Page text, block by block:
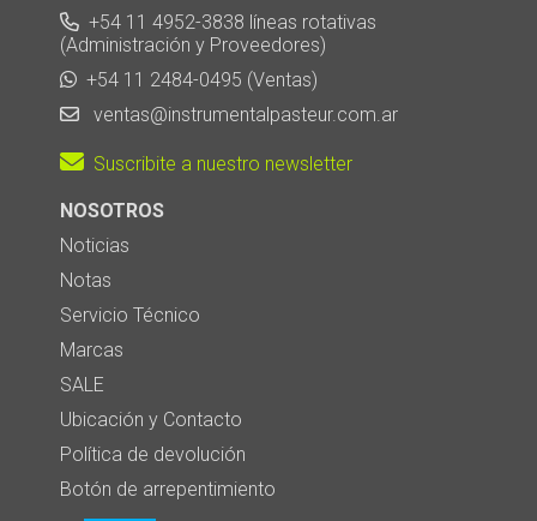
+54 11 4952-3838 líneas rotativas
(Administración y Proveedores)
+54 11 2484-0495 (Ventas)
ventas@instrumentalpasteur.com.ar
Suscribite a nuestro newsletter
NOSOTROS
Noticias
Notas
Servicio Técnico
Marcas
SALE
Ubicación y Contacto
Política de devolución
Botón de arrepentimiento